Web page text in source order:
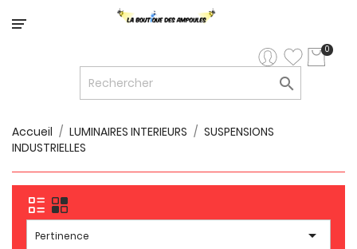
Catégorie
12V/24V
INTERIEURS
LUMINAIRES
EXTERIEURS
0

Accueil LUMINAIRES INTERIEURS
SUSPENSIONS
INDUSTRIELLES
Pertinence 